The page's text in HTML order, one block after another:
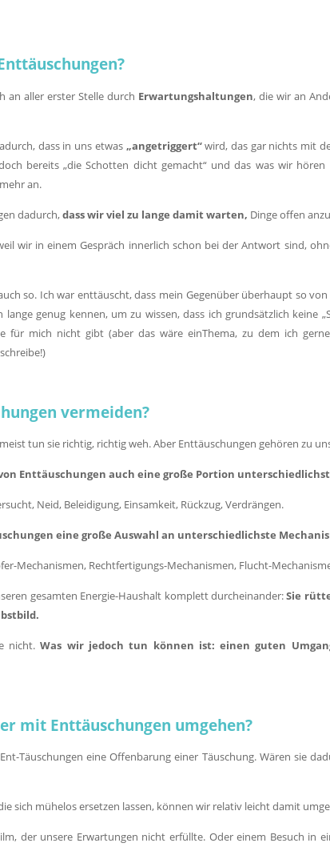
an aller erster Stelle durch Erwartungshaltungen, die wir an
dass in uns etwas „angetriggert“wird, das gar nichts mit
bereits „die Schotten dicht gemacht“ und das was wir
an.
dadurch,dass wir viel zu lange damit warten, Dinge offen
wir in einem Gespräch innerlich schon bei der Antwort sind,
so. Ich war enttäuscht, dass mein Gegenüber überhaupt so
genug kennen, um zu wissen, dass ich grundsätzlich keine
für mich nicht gibt (aber das wäre einThema, zu dem ich
vermeiden?
tun sie richtig, richtig weh. Aber Enttäuschungen gehören zu
Enttäuschungen auch eine große Portion
Neid, Beleidigung, Einsamkeit, Rückzug, Verdrängen.
eine große Auswahl an unterschiedlichste
Mechanismen, Rechtfertigungs-Mechanismen, Flucht-
gesamten Energie-Haushalt komplett durcheinander:Sie
nicht.Was wir jedoch tun können ist: einen guten
mit Enttäuschungen umgehen?
Täuschungen eine Offenbarung einer Täuschung. Wären sie
sich mühelos ersetzen lassen, können wir relativ leicht damit
der unsere Erwartungen nicht erfüllte. Oder einem Besuch in